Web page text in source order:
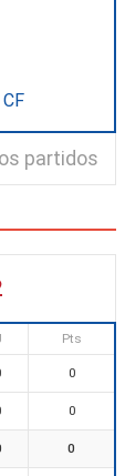
partidos
Pts
0
0
0